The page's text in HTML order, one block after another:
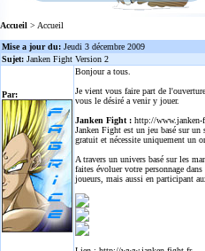
Accueil > Accueil
Mise a jour du: Jeudi 3 décembre 2009
Sujet: Janken Fight Version 2
Par:
Bonjour a tous.
Je vient vous faire part de
vous le désiré a venir y jouer.
Janken Fight : http://
Janken Fight est un jeu basé sur
gratuit et nécessite uniquement un
A travers un univers basé sur les
faites évoluer votre personnage
joueurs, mais aussi en participant